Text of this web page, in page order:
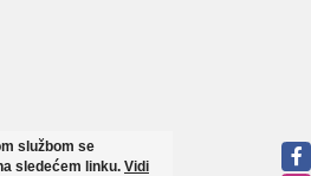
službom se
sledećem linku. Vidi